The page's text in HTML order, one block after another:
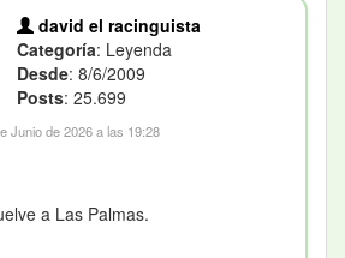
david el racinguista
Categoría: Leyenda
Desde: 8/6/2009
Posts: 25.699
Junio de 2026 a las 19:28
a Las Palmas.